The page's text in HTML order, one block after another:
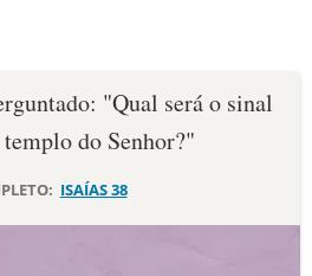
"Qual será o sinal
do Senhor?"
ISAÍAS 38